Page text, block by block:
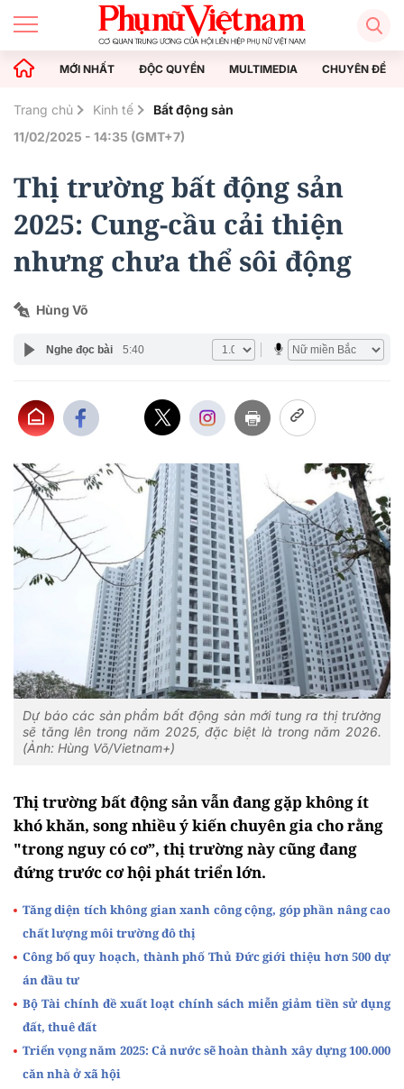
MỚI NHẤT ĐỘC QUYỀN MULTIMEDIA CHUYÊN ĐỀ
Trang chủ Kinh tế
Bất động sản
11/02/2025 - 14:35 (GMT+7)
Thị trường bất động sản
2025: Cung-cầu cải thiện
nhưng chưa thể sôi động
Hùng Võ
Nghe đọc bài 5:40
Dự báo các sản phẩm bất động sản mới tung ra thị trường
sẽ tăng lên trong năm 2025, đặc biệt là trong năm 2026.
(Ảnh: Hùng Võ/Vietnam+)
Thị trường bất động sản vẫn đang gặp không ít
khó khăn, song nhiều ý kiến chuyên gia cho rằng
"trong nguy có cơ”, thị trường này cũng đang
đứng trước cơ hội phát triển lớn.
Tăng diện tích không gian xanh công cộng, góp phần nâng cao
chất lượng môi trường đô thị
Công bố quy hoạch, thành phố Thủ Đức giới thiệu hơn 500 dự
án đầu tư
Bộ Tài chính đề xuất loạt chính sách miễn giảm tiền sử dụng
đất, thuê đất
Triển vọng năm 2025: Cả nước sẽ hoàn thành xây dựng 100.000
căn nhà ở xã hội